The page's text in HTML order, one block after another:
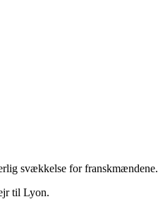
svækkelse for franskmændene.
til Lyon.